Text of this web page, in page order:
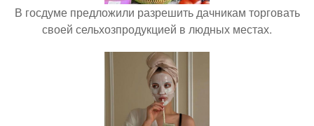
В госдуме предложили разрешить дачникам торговать
своей сельхозпродукцией в людных местах.